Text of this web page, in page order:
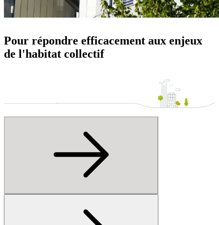
Pour répondre efficacement aux enjeux
de l'habitat collectif